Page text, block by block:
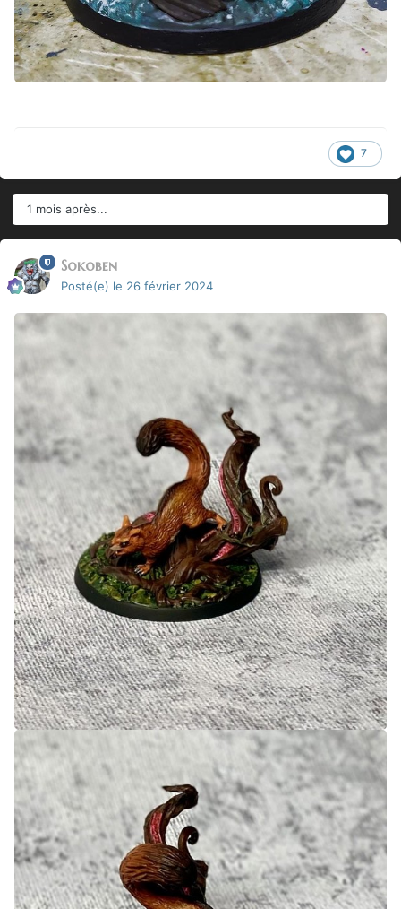
7
1 mois après...
Sokoben
Posté(e) le 26 février 2024